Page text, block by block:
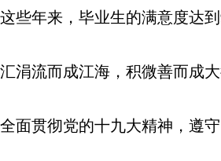
这些年来，毕业生的满意度达到
汇涓流而成江海，积微善而成
全面贯彻党的十九大精神，遵